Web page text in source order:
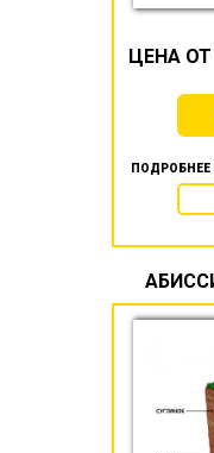
ЦЕНА ОТ
ПОДРОБНЕЕ